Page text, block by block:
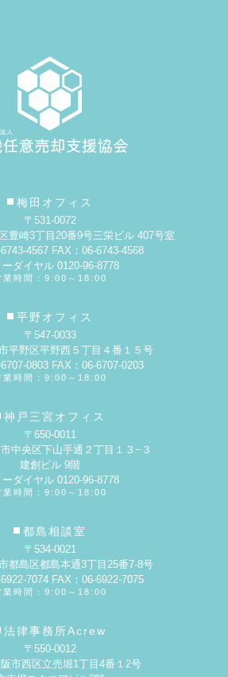
梅田オフィス
〒531-0072
豊崎3丁目20番9号三栄ビル 407号室
4567 FAX：06-6743-4568
ーダイヤル 0120-96-8778
業時間：9:00～18:00
平野オフィス
〒547-0033
平野区平野西５丁目４番１５号
0803 FAX：06-6707-0203
業時間：9:00～18:00
神戸三宮オフィス
〒650-0011
中央区下山手通２丁目１３−３
建創ビル 9階
ーダイヤル 0120-96-8778
業時間：9:00～18:00
都島相談室
〒534-0021
都島区都島本通3丁目25番7-8号
7074 FAX：06-6922-7075
業時間：9:00～18:00
法律事務所Acrew
〒550-0012
市西区立売堀1丁目4番１2号